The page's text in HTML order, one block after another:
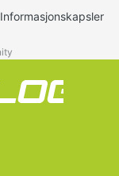
Informasjonskapsler